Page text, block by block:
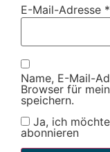
E-Mail-Adresse *
Name, E-Mail-
Browser für
speichern.
Ja, ich
abonnieren